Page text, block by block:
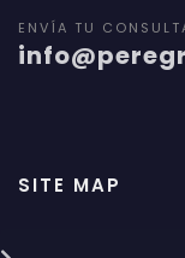
ENVÍA TU
SITE MAP